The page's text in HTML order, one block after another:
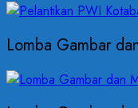
Lomba Gambar